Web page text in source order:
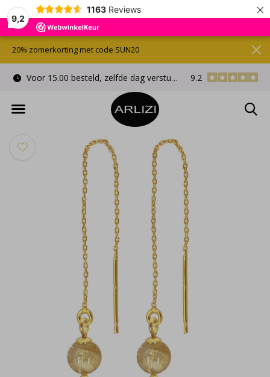
9,2
1163 Reviews ×
Voor 15.00 besteld, zelfde dag verstuurd Gratis
9.2
20% zomerkorting met code SUN20